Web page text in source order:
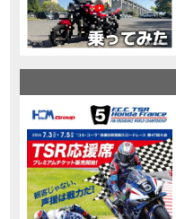
NEW BIKE 「X-ADV」大型クロス
NEW BIKE 「CB1000R」のヘッドラ
NEW BIKE 「NC750X」大型ス
NEW BIKE 「CB1300 SUPER FOUR」「CB1300 SUPER
NEW BIKE 大型クルーザ
NEW BIKE よりスポーティ
NEW BIKE Neo Sports Caféシ
NEW BIKE フルモデルチェンジ
NEWS 国内販売を予定するグロー